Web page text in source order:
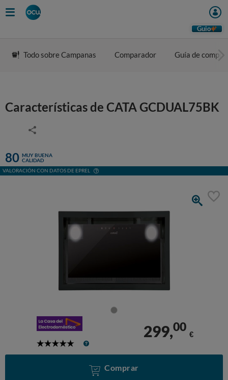
Guio
Todo sobre Campanas Comparador Guía de compra
Características de CATA GCDUAL75BK
80 MUY BUENA
CALIDAD
VALORACIÓN CON DATOS DE EPREL
5
299,00
€
Comprar